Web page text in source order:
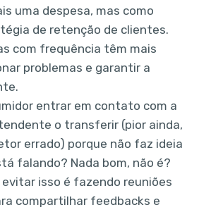
uma despesa, mas como
de retenção de clientes.
com frequência têm mais
problemas e garantir a
entrar em contato com a
o transferir (pior ainda,
errado) porque não faz ideia
falando? Nada bom, não é?
isso é fazendo reuniões
compartilhar feedbacks e